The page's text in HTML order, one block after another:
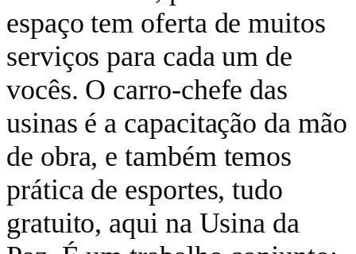
espaço tem oferta de muitos
serviços para cada um de
vocês. O carro-chefe das
usinas é a capacitação da mão
de obra, e também temos
prática de esportes, tudo
gratuito, aqui na Usina da